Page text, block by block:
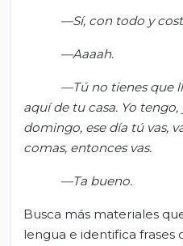
—Sí, con todo y
—Aaaah.
—Tú no tienes que
aquí de tu casa. Yo tengo,
domingo, ese día tú vas,
comas, entonces vas.
—Ta bueno.
Busca más materiales
lengua e identifica frases